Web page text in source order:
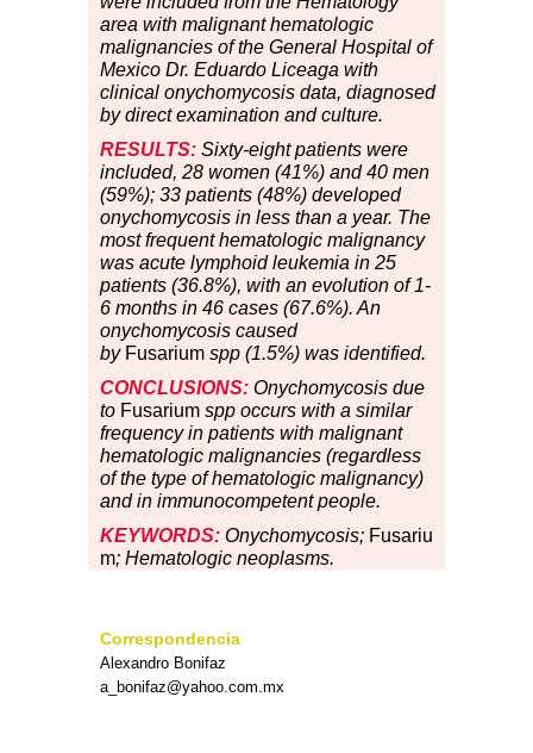
area with malignant hematologic
malignancies of the General Hospital of
Mexico Dr. Eduardo Liceaga with
clinical onychomycosis data, diagnosed
by direct examination and culture.
RESULTS: Sixty-eight patients were
included, 28 women (41%) and 40 men
(59%); 33 patients (48%) developed
onychomycosis in less than a year. The
most frequent hematologic malignancy
was acute lymphoid leukemia in 25
patients (36.8%), with an evolution of 1-
6 months in 46 cases (67.6%). An
onychomycosis caused
by Fusarium spp (1.5%) was identified.
CONCLUSIONS: Onychomycosis due
to Fusarium spp occurs with a similar
frequency in patients with malignant
hematologic malignancies (regardless
of the type of hematologic malignancy)
and in immunocompetent people.
KEYWORDS: Onychomycosis; Fusariu
m; Hematologic neoplasms.
Correspondencia
Alexandro Bonifaz
a_bonifaz@yahoo.com.mx